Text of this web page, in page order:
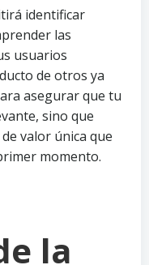
identificar
las
usuarios
de otros ya
asegurar que tu
sino que
valor única que
momento.
la